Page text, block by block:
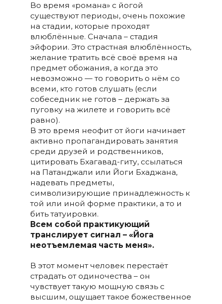
Во время «романа» с йогой
существуют периоды, очень похожие
на стадии, которые проходят
влюблённые. Сначала – стадия
эйфории. Это страстная влюблённость,
желание тратить всё своё время на
предмет обожания, а когда это
невозможно — то говорить о нём со
всеми, кто готов слушать (если
собеседник не готов – держать за
пуговку на жилете и говорить всё
равно).
В это время неофит от йоги начинает
активно пропагандировать занятия
среди друзей и родственников,
цитировать Бхагавад-гиту, ссылаться
на Патанджали или Йоги Бхаджана,
надевать предметы,
символизирующие принадлежность к
той или иной форме практики, а то и
бить татуировки.
Всем собой практикующий
транслирует сигнал – «Йога
неотъемлемая часть меня».
В этот момент человек перестаёт
страдать от одиночества – он
чувствует такую мощную связь с
высшим, ощущает такое божественное